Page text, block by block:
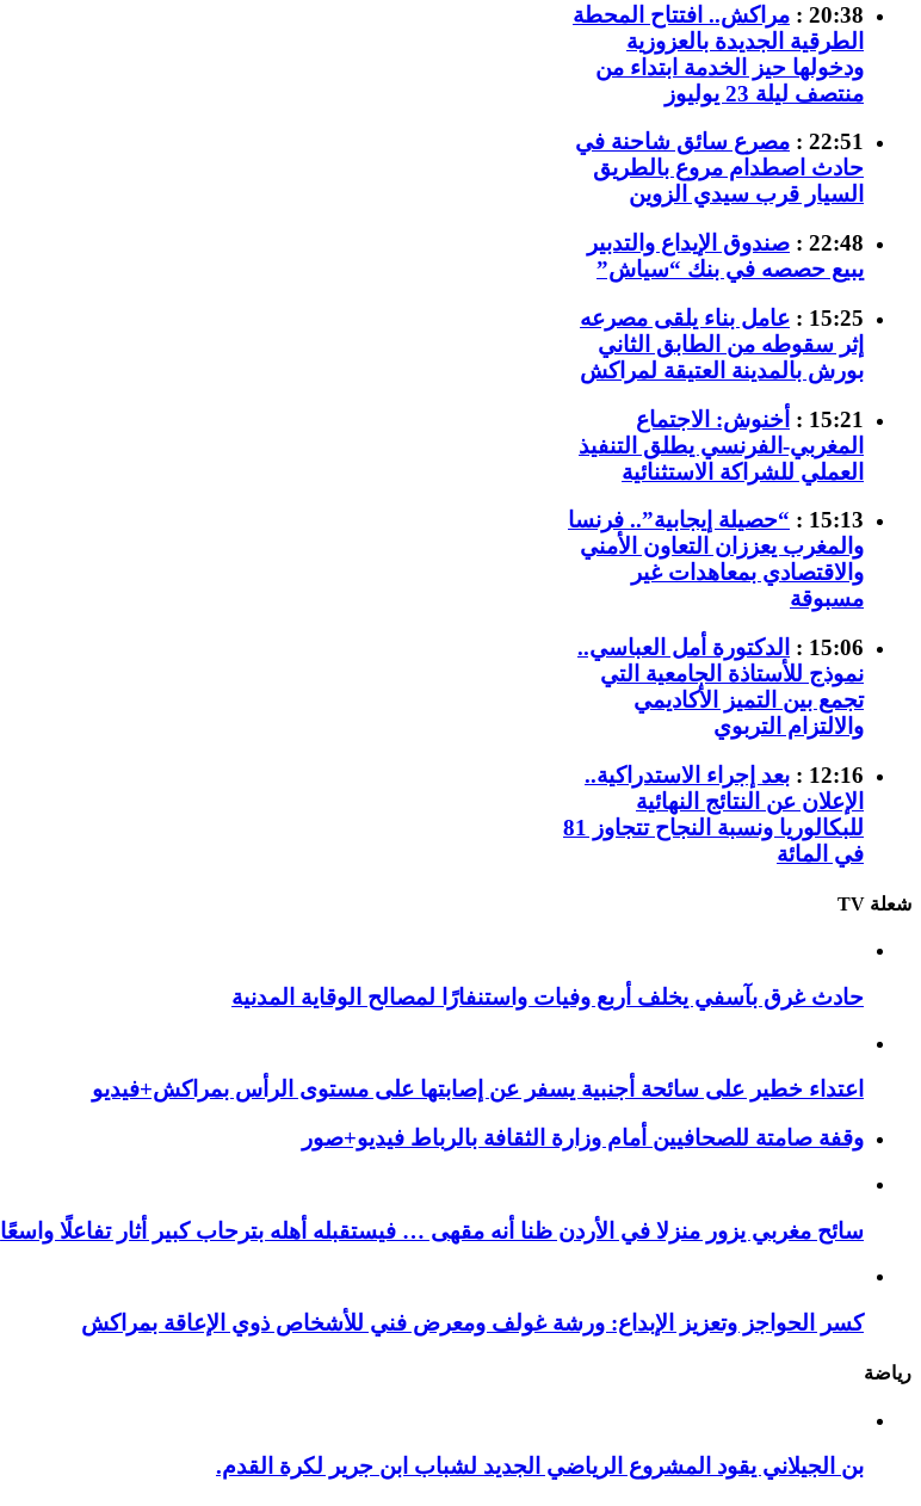
20:38 :
مراكش.. افتتاح المحطة
الطرقية الجديدة بالعزوزية
ودخولها حيز الخدمة ابتداء من
منتصف ليلة 23 يوليوز
22:51 :
مصرع سائق شاحنة في
حادث اصطدام مروع بالطريق
السيار قرب سيدي الزوين
22:48 :
صندوق الإيداع والتدبير
يبيع حصصه في بنك “سياش”
15:25 :
عامل بناء يلقى مصرعه
إثر سقوطه من الطابق الثاني
بورش بالمدينة العتيقة لمراكش
15:21 :
أخنوش: الاجتماع
المغربي-الفرنسي يطلق التنفيذ
العملي للشراكة الاستثنائية
15:13 :
“حصيلة إيجابية”.. فرنسا
والمغرب يعززان التعاون الأمني
والاقتصادي بمعاهدات غير
مسبوقة
15:06 :
الدكتورة أمل العباسي..
نموذج للأستاذة الجامعية التي
تجمع بين التميز الأكاديمي
والالتزام التربوي
12:16 :
بعد إجراء الاستدراكية..
الإعلان عن النتائج النهائية
للبكالوريا ونسبة النجاح تتجاوز 81
في المائة
شعلة TV
حادث غرق بآسفي يخلف أربع وفيات واستنفارًا لمصالح الوقاية المدنية
اعتداء خطير على سائحة أجنبية يسفر عن إصابتها على مستوى الرأس بمراكش+فيديو
وقفة صامتة للصحافيين أمام وزارة الثقافة بالرباط فيديو+صور
سائح مغربي يزور منزلا في الأردن ظنا أنه مقهى … فيستقبله أهله بترحاب كبير أثار تفاعلًا واسعًا
كسر الحواجز وتعزيز الإبداع: ورشة غولف ومعرض فني للأشخاص ذوي الإعاقة بمراكش
رياضة
بن الجيلاني يقود المشروع الرياضي الجديد لشباب ابن جرير لكرة القدم.